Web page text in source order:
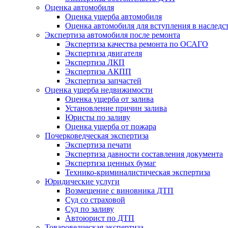
Оценка автомобиля
Оценка ущерба автомобиля
Оценка автомобиля для вступления в
Экспертиза автомобиля после ремонта
Экспертиза качества ремонта по ОСАГО
Экспертиза двигателя
Экспертиза ЛКП
Экспертиза АКПП
Экспертиза запчастей
Оценка ущерба недвижимости
Оценка ущерба от залива
Установление причин залива
Юристы по заливу
Оценка ущерба от пожара
Почерковедческая экспертиза
Экспертиза печати
Экспертиза давности составления документа
Экспертиза ценных бумаг
Технико-криминалистическая экспертиза
Юридические услуги
Возмещение с виновника ДТП
Суд со страховой
Суд по заливу
Автоюрист по ДТП